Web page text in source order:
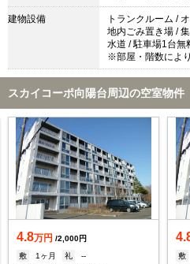
建物設備
トランクルーム /
地内ごみ置き場 /
水道 / 駐車場1台無
※部屋・階数によ
スカイコーポ向陽台周辺の空室物件
4.8万円 /2,000円
敷
1ヶ月 礼
--
敷